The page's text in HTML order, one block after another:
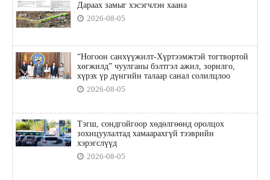
Дараах замыг хэсэгчлэн хаана
2026-08-05
“Ногоон санхүүжилт-Хүртээмжтэй тогтвортой
хөгжилд” чуулганы бэлтгэл ажил, зорилго,
хүрэх үр дүнгийн талаар санал солилцлоо
2026-08-05
Тэгш, сондгойгоор хөдөлгөөнд оролцох
зохицуулалтад хамаарахгүй тээврийн
хэрэгслүүд
2026-08-05